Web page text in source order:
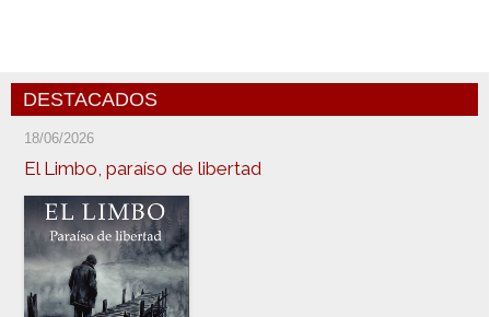
DESTACADOS
18/06/2026
El Limbo, paraíso de libertad